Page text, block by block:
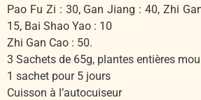
Pao Fu Zi : 30, Gan Jiang : 40, Zhi
15, Bai Shao Yao : 10
Zhi Gan Cao : 50.
3 Sachets de 65g, plantes entières
1 sachet pour 5 jours
Cuisson à l’autocuiseur